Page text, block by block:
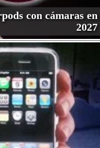
con cámaras en
2027